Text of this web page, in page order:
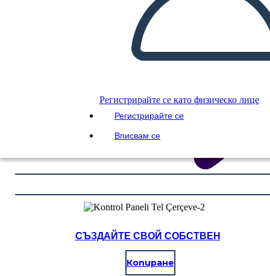
Регистрирайте се като физическо лице
Регистрирайте се
Вписвам се
СЪЗДАЙТЕ СВОЙ СОБСТВЕН
Копиране